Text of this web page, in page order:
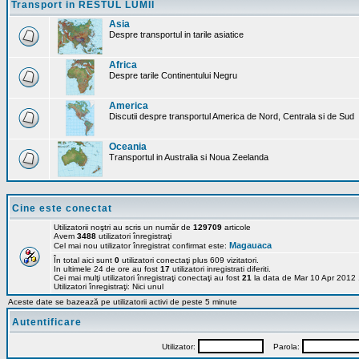
Transport in RESTUL LUMII
Asia
Despre transportul in tarile asiatice
Africa
Despre tarile Continentului Negru
America
Discutii despre transportul America de Nord, Centrala si de Sud
Oceania
Transportul in Australia si Noua Zeelanda
Cine este conectat
Utilizatorii noştri au scris un număr de 129709 articole
Avem 3488 utilizatori înregistraţi
Cel mai nou utilizator înregistrat confirmat este: Magauaca
În total aici sunt 0 utilizatori conectaţi plus 609 vizitatori.
In ultimele 24 de ore au fost 17 utilizatori inregistrati diferiti.
Cei mai mulţi utilizatori înregistraţi conectaţi au fost 21 la data de Mar 10 Apr 2012
Utilizatori înregistraţi: Nici unul
Aceste date se bazează pe utilizatorii activi de peste 5 minute
Autentificare
Utilizator: Parola: